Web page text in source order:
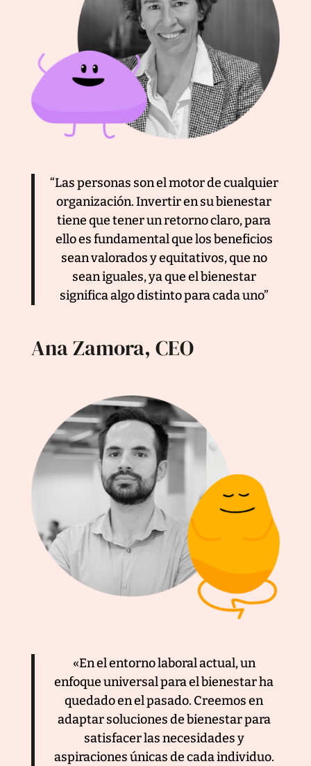
“Las personas son el motor de cualquier
organización. Invertir en su bienestar
tiene que tener un retorno claro, para
ello es fundamental que los beneficios
sean valorados y equitativos, que no
sean iguales, ya que el bienestar
significa algo distinto para cada uno”
Ana Zamora, CEO
«En el entorno laboral actual, un
enfoque universal para el bienestar ha
quedado en el pasado. Creemos en
adaptar soluciones de bienestar para
satisfacer las necesidades y
aspiraciones únicas de cada individuo.